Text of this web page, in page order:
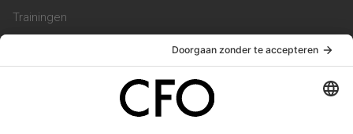
Trainingen
Vacatures
Service & Contact